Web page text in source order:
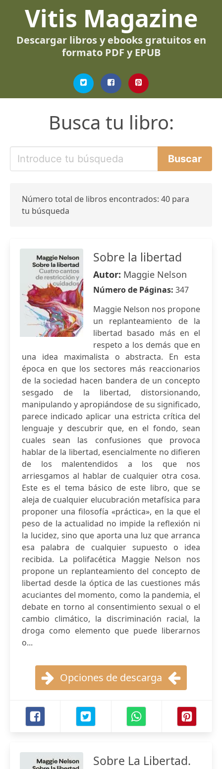
Vitis Magazine
Descargar libros y ebooks gratuitos en
formato PDF y EPUB
Busca tu libro:
Número total de libros encontrados: 40 para
tu búsqueda
Sobre la libertad
Autor: Maggie Nelson
Número de Páginas: 347
Maggie Nelson nos propone
un replanteamiento de la
libertad basado más en el
respeto a los demás que en
una idea maximalista o abstracta. En esta
época en que los sectores más reaccionarios
de la sociedad hacen bandera de un concepto
sesgado de la libertad, distorsionando,
manipulando y apropiándose de su significado,
parece indicado aplicar una estricta crítica del
lenguaje y descubrir que, en el fondo, sean
cuales sean las confusiones que provoca
hablar de la libertad, esencialmente no difieren
de los malentendidos a los que nos
arriesgamos al hablar de cualquier otra cosa.
Este es el tema básico de este libro, que se
aleja de cualquier elucubración metafísica para
proponer una filosofía «práctica», en la que el
peso de la actualidad no impide la reflexión ni
la lucidez, sino que aporta una luz que arranca
esa palabra de cualquier supuesto o idea
recibida. La polifacética Maggie Nelson nos
propone un replanteamiento del concepto de
libertad desde la óptica de las cuestiones más
acuciantes del momento, como la pandemia, el
debate en torno al consentimiento sexual o el
cambio climático, la discriminación racial, la
droga como elemento que puede liberarnos
o...
Opciones de descarga
Sobre La Libertad.